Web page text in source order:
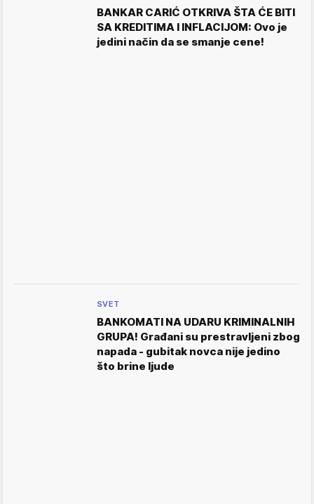
BANKAR CARIĆ OTKRIVA ŠTA ĆE BITI
SA KREDITIMA I INFLACIJOM: Ovo je
jedini način da se smanje cene!
SVET
BANKOMATI NA UDARU KRIMINALNIH
GRUPA! Građani su prestravljeni zbog
napada - gubitak novca nije jedino
što brine ljude